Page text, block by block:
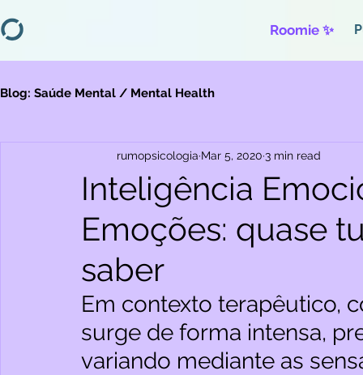
Roomie ✨
Blog: Saúde Mental / Mental Health
Inteligência
Emoções: quase
saber
rumopsicologia Mar 5, 2020 3 min read
Em contexto terapêutico,
surge de forma intensa,
variando mediante as